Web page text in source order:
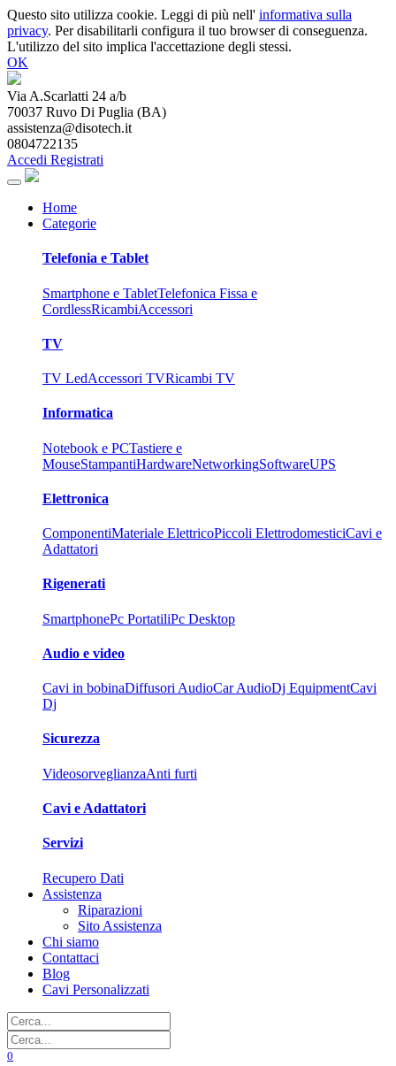
Questo sito utilizza cookie. Leggi di più nell' informativa sulla
privacy. Per disabilitarli configura il tuo browser di conseguenza.
L'utilizzo del sito implica l'accettazione degli stessi.
OK
Via A.Scarlatti 24 a/b
70037 Ruvo Di Puglia (BA)
assistenza@disotech.it
0804722135
Accedi Registrati
Home
Categorie
Telefonia e Tablet
Smartphone e TabletTelefonica Fissa e
CordlessRicambiAccessori
TV
TV LedAccessori TVRicambi TV
Informatica
Notebook e PCTastiere e
MouseStampantiHardwareNetworkingSoftwareUPS
Elettronica
ComponentiMateriale ElettricoPiccoli ElettrodomesticiCavi e
Adattatori
Rigenerati
SmartphonePc PortatiliPc Desktop
Audio e video
Cavi in bobinaDiffusori AudioCar AudioDj EquipmentCavi
Dj
Sicurezza
VideosorveglianzaAnti furti
Cavi e Adattatori
Servizi
Recupero Dati
Assistenza
Riparazioni
Sito Assistenza
Chi siamo
Contattaci
Blog
Cavi Personalizzati
0